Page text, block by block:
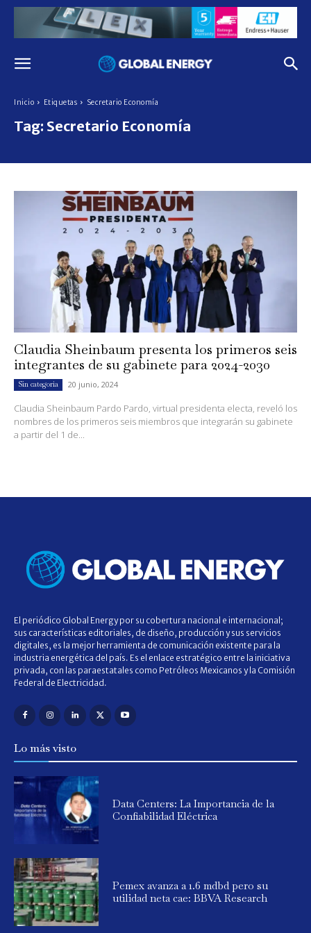
Inicio Etiquetas Secretario Economía
Tag: Secretario Economía
Claudia Sheinbaum presenta los primeros seis
integrantes de su gabinete para 2024-2030
Sin categoría 20 junio, 2024
Claudia Sheinbaum Pardo Pardo, virtual presidenta electa, reveló los
nombres de los primeros seis miembros que integrarán su gabinete
a partir del 1 de...
El periódico Global Energy por su cobertura nacional e internacional;
sus características editoriales, de diseño, producción y sus servicios
digitales, es la mejor herramienta de comunicación existente para la
industria energética del país. Es el enlace estratégico entre la iniciativa
privada, con las paraestatales como Petróleos Mexicanos y la Comisión
Federal de Electricidad.
Lo más visto
Data Centers: La Importancia de la
Confiabilidad Eléctrica
Pemex avanza a 1.6 mdbd pero su
utilidad neta cae: BBVA Research